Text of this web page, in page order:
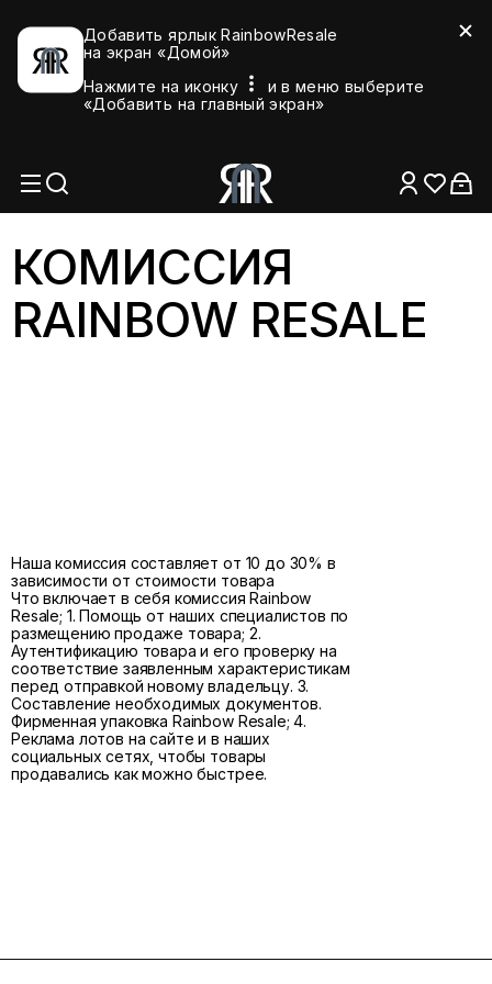
Добавить ярлык RainbowResale
на экран «Домой»
Нажмите на иконку
и в меню выберите
«Добавить на главный экран»
КОМИССИЯ
RAINBOW RESALE
Наша комиссия составляет от 10 до 30% в
зависимости от стоимости товара
Что включает в себя комиссия Rainbow
Resale; 1. Помощь от наших специалистов по
размещению продаже товара; 2.
Аутентификацию товара и его проверку на
соответствие заявленным характеристикам
перед отправкой новому владельцу. 3.
Составление необходимых документов.
Фирменная упаковка Rainbow Resale; 4.
Реклама лотов на сайте и в наших
социальных сетях, чтобы товары
продавались как можно быстрее.